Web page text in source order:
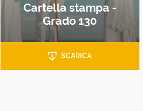
Cartella stampa -
Grado 130
SCARICA